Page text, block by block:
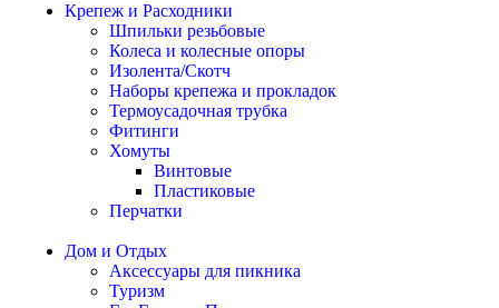
Крепеж и Расходники
Шпильки резьбовые
Колеса и колесные опоры
Изолента/Скотч
Наборы крепежа и прокладок
Термоусадочная трубка
Фитинги
Хомуты
Винтовые
Пластиковые
Перчатки
Дом и Отдых
Аксессуары для пикника
Туризм